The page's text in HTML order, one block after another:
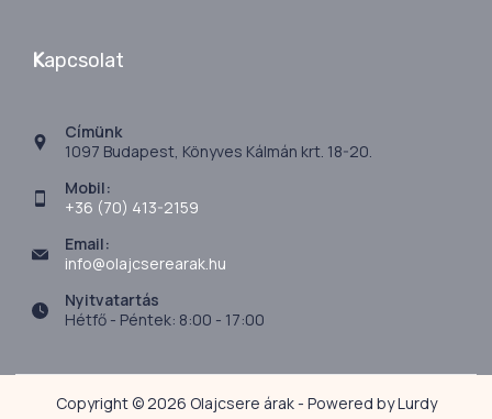
Kapcsolat
Címünk
1097 Budapest, Könyves Kálmán krt. 18-20.
Mobil:
+36 (70) 413-2159
Email:
info@olajcserearak.hu
Nyitvatartás
Hétfő - Péntek: 8:00 - 17:00
Copyright © 2026 Olajcsere árak - Powered by Lurdy